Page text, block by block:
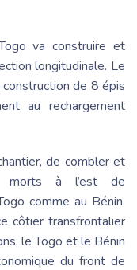
va construire et
longitudinale. Le
de 8 épis
au rechargement
de combler et
morts à l’est de
comme au Bénin.
côtier transfrontalier
le Togo et le Bénin
du front de